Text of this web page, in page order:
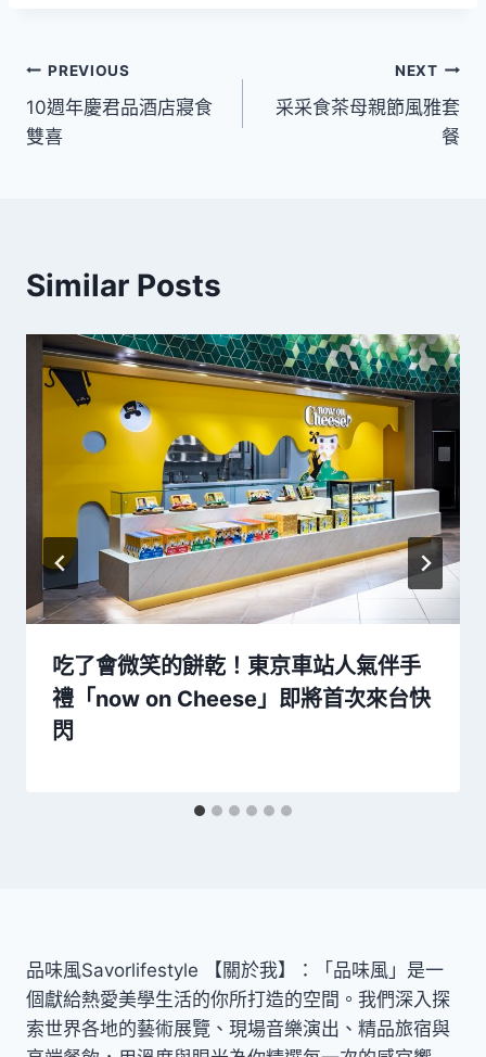
文
章
PREVIOUS
10週年慶君品酒店寢食
雙喜
NEXT
采采食茶母親節風雅套
餐
Similar Posts
吃了會微笑的餅乾！東京車站人氣伴手
禮「now on Cheese」即將首次來台快
閃
品味風Savorlifestyle 【關於我】：「品味風」是一
個獻給熱愛美學生活的你所打造的空間。我們深入探
索世界各地的藝術展覽、現場音樂演出、精品旅宿與